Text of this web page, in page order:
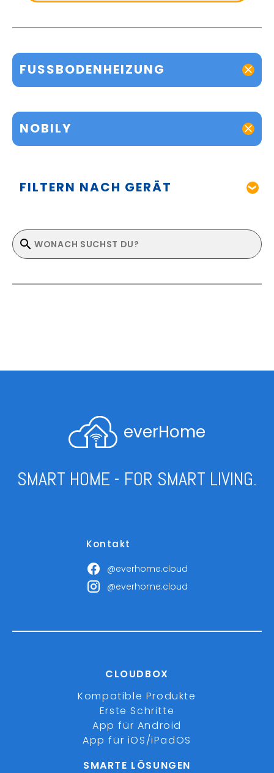
FUSSBODENHEIZUNG
NOBILY
FILTERN NACH GERÄT
everHome
SMART HOME - FOR SMART LIVING.
Kontakt
@everhome.cloud
@everhome.cloud
CLOUDBOX
Kompatible Produkte
Erste Schritte
App für Android
App für iOS/iPadOS
SMARTE LÖSUNGEN